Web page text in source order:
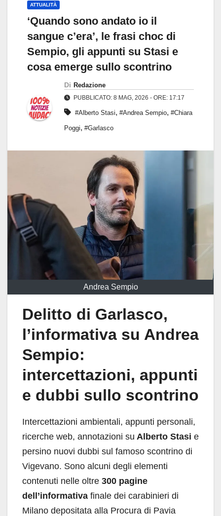
ATTUALITÀ
‘Quando sono andato io il
sangue c’era’, le frasi choc di
Sempio, gli appunti su Stasi e
cosa emerge sullo scontrino
Di Redazione
PUBBLICATO: 8 MAG, 2026 - ORE: 17:17
#Alberto Stasi, #Andrea Sempio, #Chiara
Poggi, #Garlasco
Andrea Sempio
Delitto di Garlasco,
l’informativa su Andrea
Sempio:
intercettazioni, appunti
e dubbi sullo scontrino
Intercettazioni ambientali, appunti personali,
ricerche web, annotazioni su Alberto Stasi e
persino nuovi dubbi sul famoso scontrino di
Vigevano. Sono alcuni degli elementi
contenuti nelle oltre 300 pagine
dell’informativa finale dei carabinieri di
Milano depositata alla Procura di Pavia